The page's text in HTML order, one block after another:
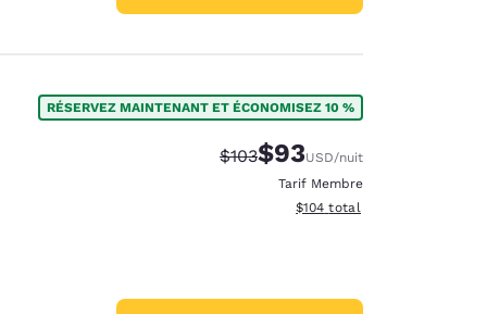
RÉSERVEZ MAINTENANT ET ÉCONOMISEZ 10 %
Tarif barré :
$103Tarif réduit :
$93USD/nuit
Tarif Membre
Afficher les détails du total
$104 total